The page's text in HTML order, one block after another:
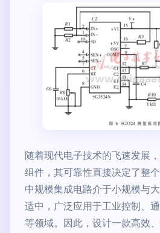
随着现代电子技术的飞速发展
组件，其可靠性直接决定了整个
中规模集成电路介于小规模与
适中，广泛应用于工业控制、
等领域。因此，设计一款高效